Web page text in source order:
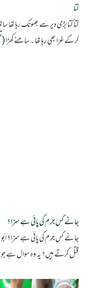
کتا
کتا کتا بڑی دیر سے بھونک رہا تھا
کرکے غرّا بھی رہا تھا ۔ سامنے کھڑا
جانے کس جرم کی پائی ہے سزا؟
جانے کس جرم کی پائی ہے سزا؟
قتل کرتے ہیں؟ یہ وہ سوال ہے جو